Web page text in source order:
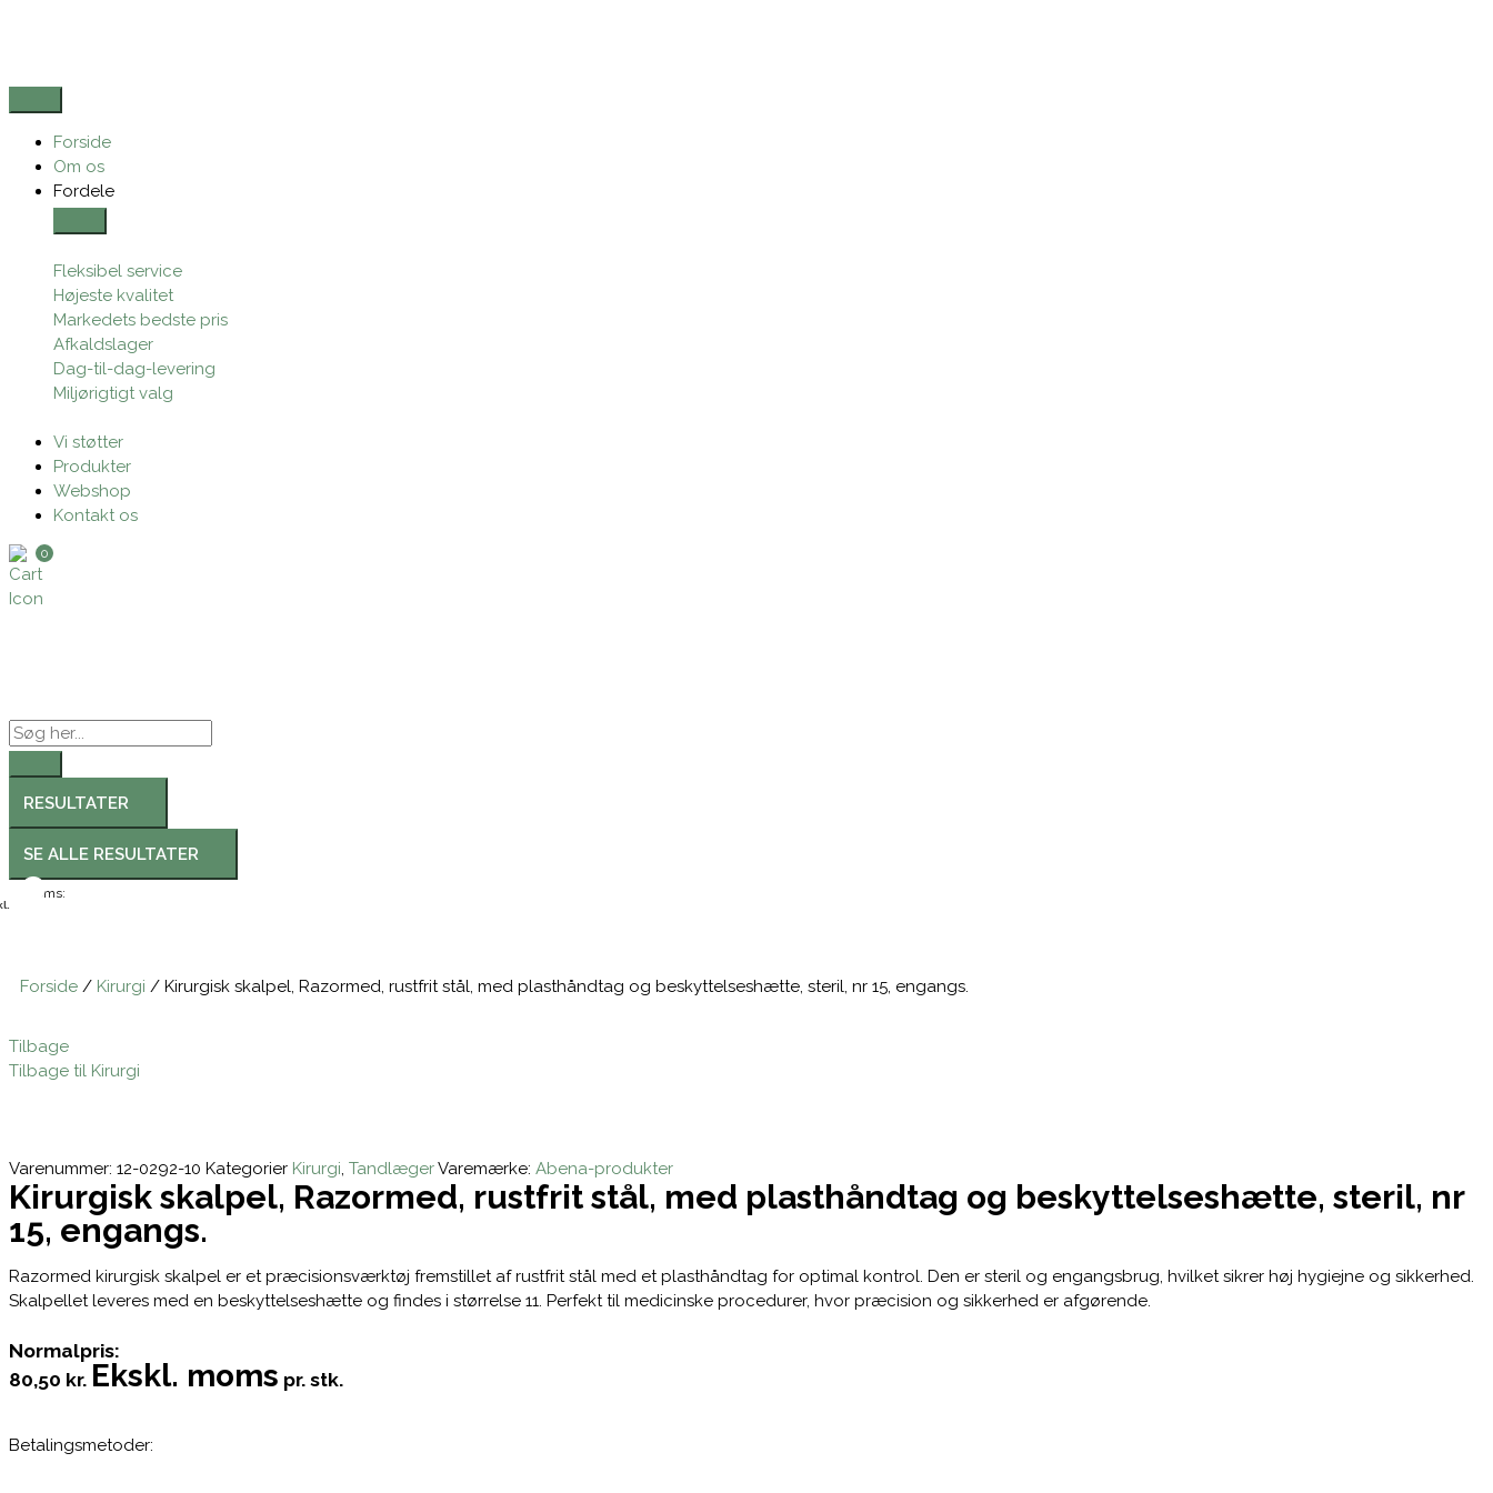
Forside
Om os
Fordele
Fleksibel service
Højeste kvalitet
Markedets bedste pris
Afkaldslager
Dag-til-dag-levering
Miljørigtigt valg
Vi støtter
Produkter
Webshop
Kontakt os
0
Search
...
RESULTATER
SE ALLE RESULTATER
Moms:
Forside / Kirurgi / Kirurgisk skalpel, Razormed, rustfrit stål, med plasthåndtag og beskyttelseshætte, steril, nr 15, engangs.
Tilbage
Tilbage til Kirurgi
Varenummer: 12-0292-10 Kategorier Kirurgi, TandlægerVaremærke: Abena-produkter
Kirurgisk skalpel, Razormed, rustfrit stål, med plasthåndtag og beskyttelseshætte, steril, nr
15, engangs.
Razormed kirurgisk skalpel er et præcisionsværktøj fremstillet af rustfrit stål med et plasthåndtag for optimal kontrol. Den er steril og engangsbrug, hvilket sikrer høj hygiejne og sikkerhed.
Skalpellet leveres med en beskyttelseshætte og findes i størrelse 11. Perfekt til medicinske procedurer, hvor præcision og sikkerhed er afgørende.
Normalpris:
80,50 kr. Ekskl. moms pr. stk.
Betalingsmetoder: